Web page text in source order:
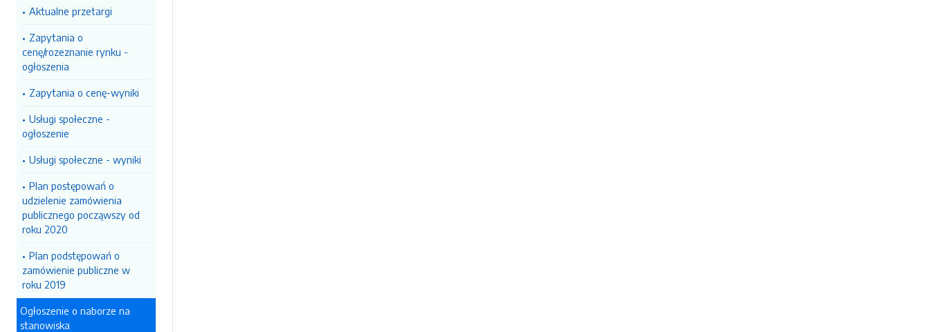
Aktualne przetargi
Zapytania o
cenę/rozeznanie rynku -
ogłoszenia
Zapytania o cenę-wyniki
Usługi społeczne -
ogłoszenie
Usługi społeczne - wyniki
Plan postępowań o
udzielenie zamówienia
publicznego począwszy od
roku 2020
Plan podstępowań o
zamówienie publiczne w
roku 2019
Ogłoszenie o naborze na
stanowiska